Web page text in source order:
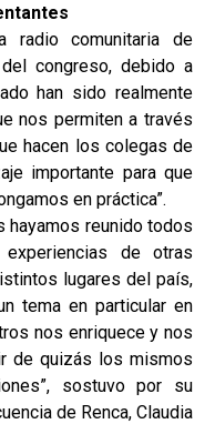
radio comunitaria de
congreso, debido a
han sido realmente
nos permiten a través
hacen los colegas de
importante para que
en práctica”.
hayamos reunido todos
de otras
lugares del país,
tema en particular en
nos enriquece y nos
de quizás los mismos
sostuvo por su
de Renca, Claudia